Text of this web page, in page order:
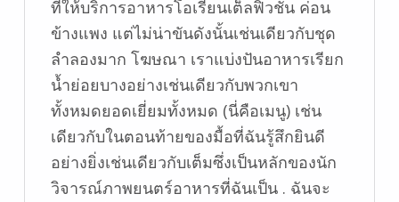
ที่ให้บริการอาหารโอเรียนเต็ลฟิวชั่น ค่อน
ข้างแพง แต่ไม่น่าขันดังนั้นเช่นเดียวกับชุด
ลำลองมาก โฆษณา เราแบ่งปันอาหารเรียก
น้ำย่อยบางอย่างเช่นเดียวกับพวกเขา
ทั้งหมดยอดเยี่ยมทั้งหมด (นี่คือเมนู) เช่น
เดียวกับในตอนท้ายของมื้อที่ฉันรู้สึกยินดี
อย่างยิ่งเช่นเดียวกับเต็มซึ่งเป็นหลักของนัก
วิจารณ์ภาพยนตร์อาหารที่ฉันเป็น . ฉันจะ